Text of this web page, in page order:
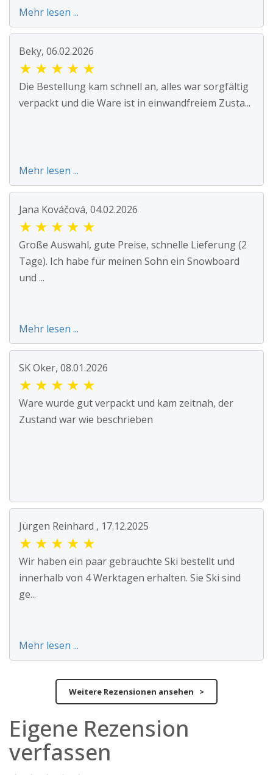
Mehr lesen ...
Beky, 06.02.2026
★ ★ ★ ★ ★
Die Bestellung kam schnell an, alles war sorgfältig
verpackt und die Ware ist in einwandfreiem Zusta...
Mehr lesen ...
Jana Kováčová, 04.02.2026
★ ★ ★ ★ ★
Große Auswahl, gute Preise, schnelle Lieferung (2
Tage). Ich habe für meinen Sohn ein Snowboard
und ...
Mehr lesen ...
SK Oker, 08.01.2026
★ ★ ★ ★ ★
Ware wurde gut verpackt und kam zeitnah, der
Zustand war wie beschrieben
Jürgen Reinhard , 17.12.2025
★ ★ ★ ★ ★
Wir haben ein paar gebrauchte Ski bestellt und
innerhalb von 4 Werktagen erhalten. Sie Ski sind
ge...
Mehr lesen ...
Weitere Rezensionen ansehen >
Eigene Rezension
verfassen